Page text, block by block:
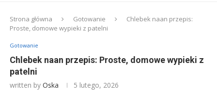
Strona główna Gotowanie
Chlebek naan przepis:
Proste, domowe wypieki z patelni
Gotowanie
Chlebek naan przepis: Proste, domowe wypieki z
patelni
written by Oska 5 lutego, 2026